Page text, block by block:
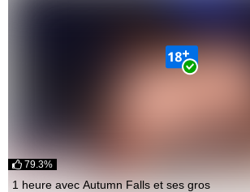
1 heure avec Autumn Falls et ses gros
79.3%